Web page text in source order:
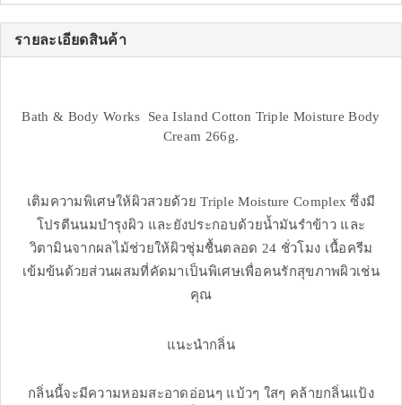
รายละเอียดสินค้า
Bath & Body Works Sea Island Cotton Triple Moisture Body
Cream 266g.
เติมความพิเศษให้ผิวสวยด้วย Triple Moisture Complex ซึ่งมี
โปรตีนนมบำรุงผิว และยังประกอบด้วยน้ำมันรำข้าว และ
วิตามินจากผลไม้ช่วยให้ผิวชุ่มชื้นตลอด 24 ชั่วโมง เนื้อครีม
เข้มข้นด้วยส่วนผสมที่คัดมาเป็นพิเศษเพื่อคนรักสุขภาพผิวเช่น
คุณ
แนะนำกลิ่น
กลิ่นนี้จะมีความหอมสะอาดอ่อนๆ แบ้วๆ ใสๆ คล้ายกลิ่นแป้ง